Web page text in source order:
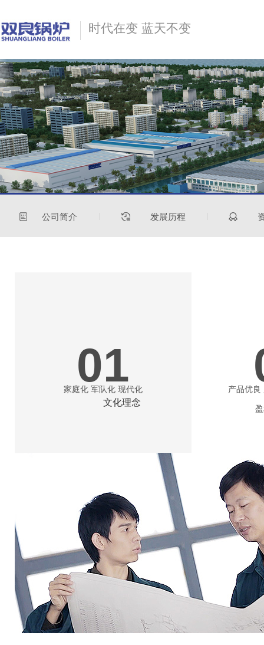
时代在变 蓝天不变
公司简介 发展历程
01
文化理念
家庭化 军队化 现代化 产品优良